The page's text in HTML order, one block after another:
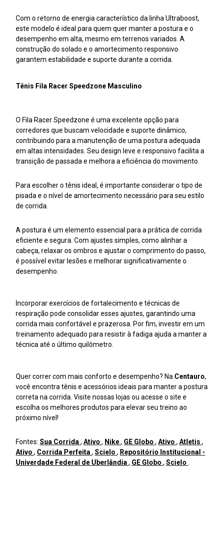
Com o retorno de energia característico da linha Ultraboost,
este modelo é ideal para quem quer manter a postura e o
desempenho em alta, mesmo em terrenos variados. A
construção do solado e o amortecimento responsivo
garantem estabilidade e suporte durante a corrida.
Tênis Fila Racer Speedzone Masculino
O Fila Racer Speedzone é uma excelente opção para
corredores que buscam velocidade e suporte dinâmico,
contribuindo para a manutenção de uma postura adequada
em altas intensidades. Seu design leve e responsivo facilita a
transição de passada e melhora a eficiência do movimento.
Para escolher o tênis ideal, é importante considerar o tipo de
pisada e o nível de amortecimento necessário para seu estilo
de corrida.
A postura é um elemento essencial para a prática de corrida
eficiente e segura. Com ajustes simples, como alinhar a
cabeça, relaxar os ombros e ajustar o comprimento do passo,
é possível evitar lesões e melhorar significativamente o
desempenho.
Incorporar exercícios de fortalecimento e técnicas de
respiração pode consolidar esses ajustes, garantindo uma
corrida mais confortável e prazerosa. Por fim, investir em um
treinamento adequado para resistir à fadiga ajuda a manter a
técnica até o último quilômetro.
Quer correr com mais conforto e desempenho? Na Centauro,
você encontra tênis e acessórios ideais para manter a postura
correta na corrida. Visite nossas lojas ou acesse o site e
escolha os melhores produtos para elevar seu treino ao
próximo nível!
Fontes: Sua Corrida, Ativo , Nike, GE Globo , Ativo , Atletis ,
Ativo , Corrida Perfeita, Scielo , Repositório Institucional -
Univerdade Federal de Uberlândia, GE Globo , Scielo .